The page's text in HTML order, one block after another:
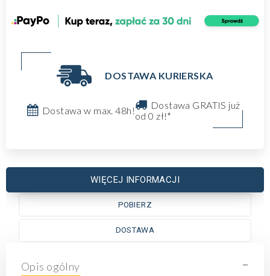
DOSTAWA KURIERSKA
Dostawa w max. 48h!
Dostawa GRATIS już
od 0 zł!*
WIĘCEJ INFORMACJI
POBIERZ
DOSTAWA
Opis ogólny -